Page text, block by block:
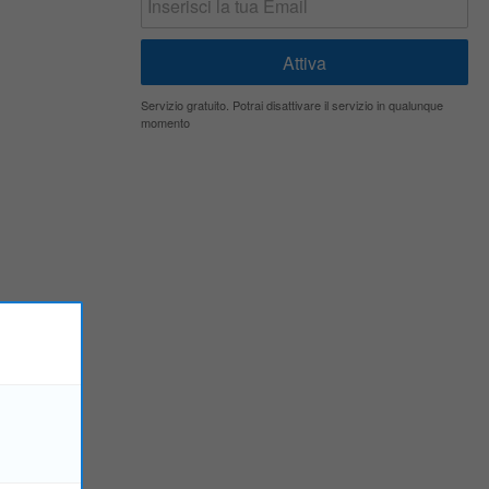
Servizio gratuito. Potrai disattivare il servizio in qualunque
momento